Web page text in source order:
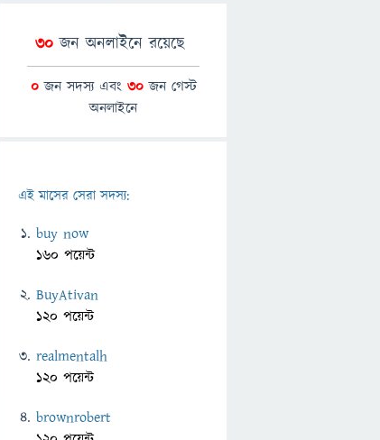
30জন অনলাইনে রয়েছে
0জন সদস্য এবং 30জন গেস্ট
অনলাইনে
এই মাসের সেরা সদস্য:
buy now
160 পয়েন্ট
BuyAtivan
120 পয়েন্ট
realmentalh
120 পয়েন্ট
brownrobert